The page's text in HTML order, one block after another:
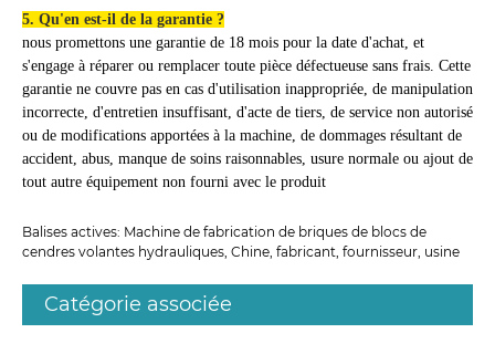
5. Qu'en est-il de la garantie ?
nous promettons une garantie de 18 mois pour la date d'achat, et
s'engage à réparer ou remplacer toute pièce défectueuse sans frais. Cette
garantie ne couvre pas en cas d'utilisation inappropriée, de manipulation
incorrecte, d'entretien insuffisant, d'acte de tiers, de service non autorisé
ou de modifications apportées à la machine, de dommages résultant de
accident, abus, manque de soins raisonnables, usure normale ou ajout de
tout autre équipement non fourni avec le produit
Balises actives: Machine de fabrication de briques de blocs de
cendres volantes hydrauliques, Chine, fabricant, fournisseur, usine
Catégorie associée